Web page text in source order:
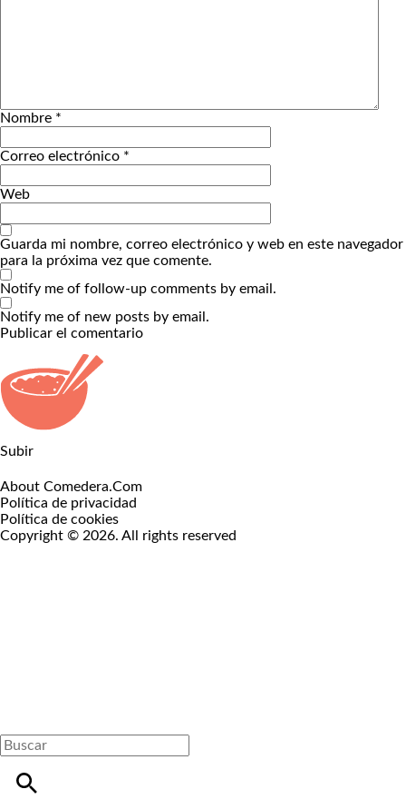
Nombre *
Correo electrónico *
Web
Guarda mi nombre, correo electrónico y web en este navegador
para la próxima vez que comente.
Notify me of follow-up comments by email.
Notify me of new posts by email.
Subir
About Comedera.Com
Política de privacidad
Política de cookies
Copyright © 2026. All rights reserved